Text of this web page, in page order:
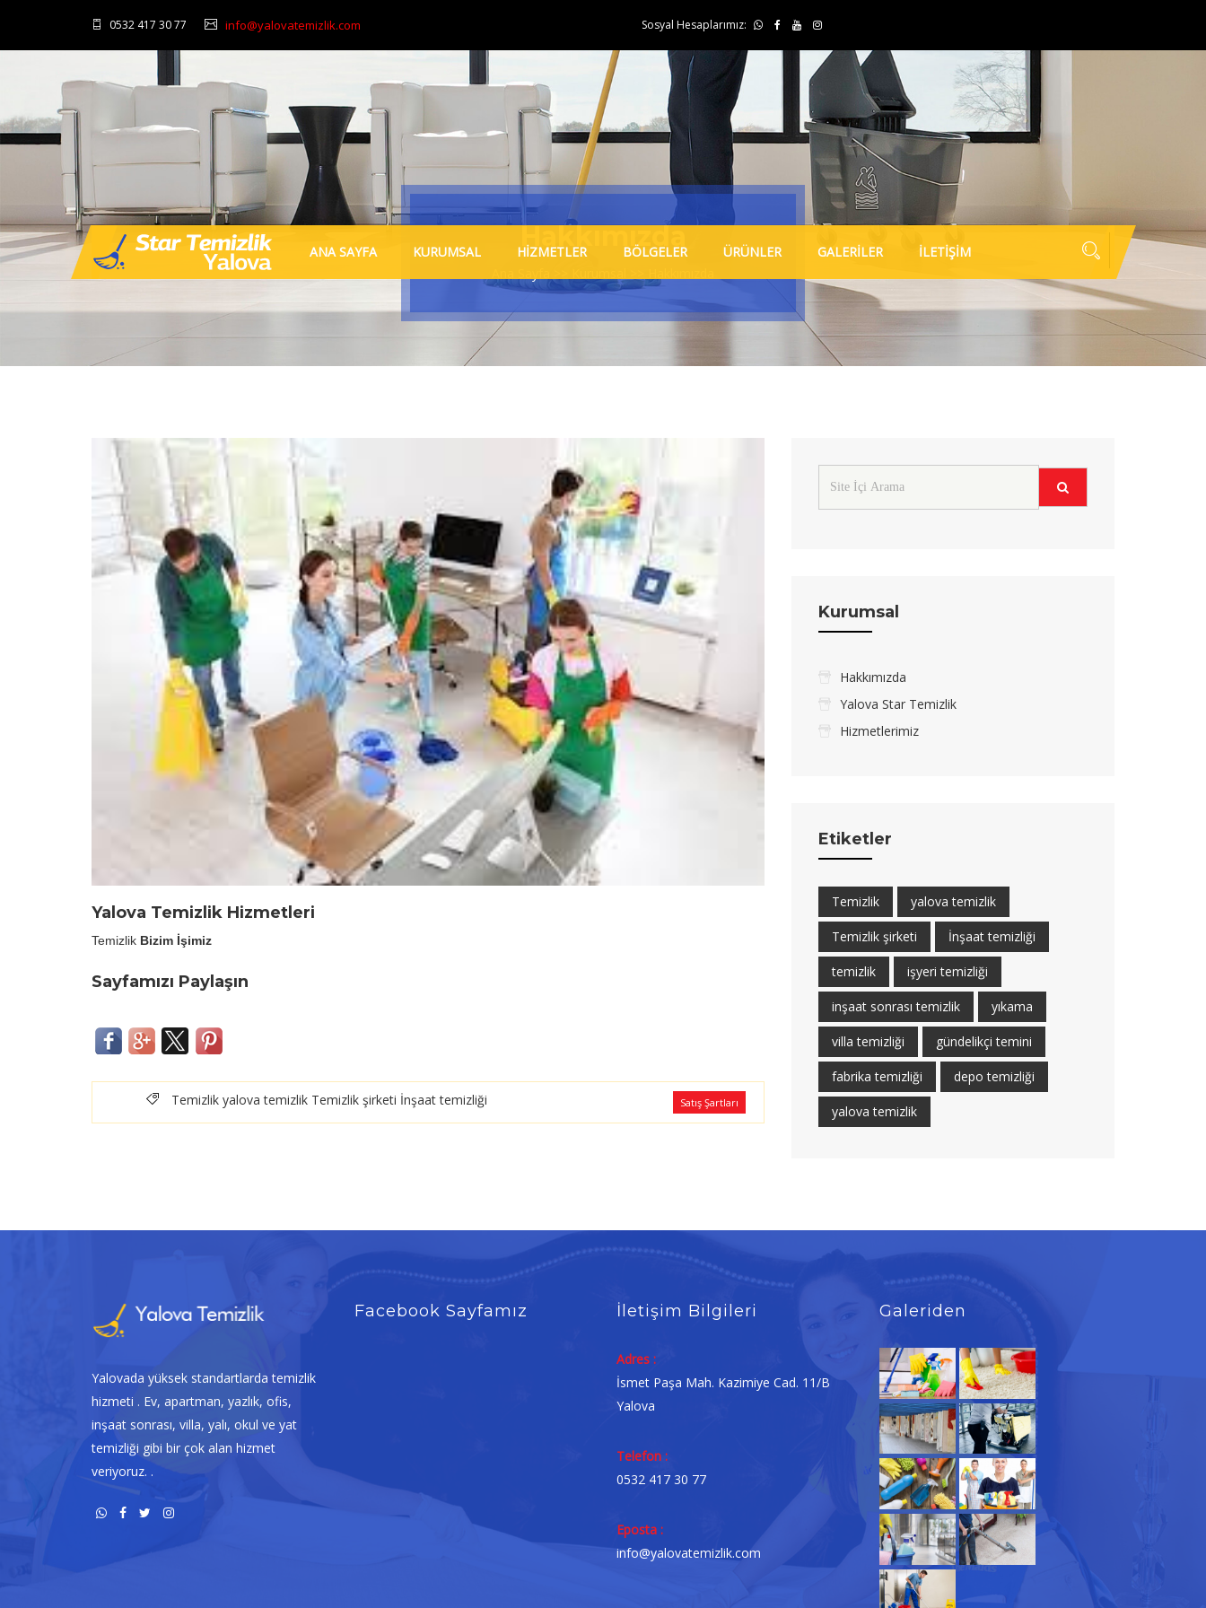
0532 417 30 77 info@yalovatemizlik.com Sosyal Hesaplarımız:
ANA SAYFA KURUMSAL HİZMETLER BÖLGELER ÜRÜNLER GALERİLER İLETİŞİM
Hakkımızda
Yalova Temizlik Hizmetleri
Temizlik Bizim İşimiz
Sayfamızı Paylaşın
Temizlik yalova temizlik Temizlik şirketi İnşaat temizliği Satış Şartları
Kurumsal
Hakkımızda
Yalova Star Temizlik
Hizmetlerimiz
Etiketler
Temizlik yalova temizlik
Temizlik şirketi İnşaat temizliği
temizlik işyeri temizliği
inşaat sonrası temizlik yıkama
villa temizliği gündelikçi temini
fabrika temizliği depo temizliği
yalova temizlik
Yalovada yüksek standartlarda temizlik
hizmeti . Ev, apartman, yazlık, ofis,
inşaat sonrası, villa, yalı, okul ve yat
temizliği gibi bir çok alan hizmet
veriyoruz. .
Facebook Sayfamız İletişim Bilgileri
Adres :
İsmet Paşa Mah. Kazimiye Cad. 11/B
Yalova
Telefon :
0532 417 30 77
Eposta :
info@yalovatemizlik.com
Galeriden